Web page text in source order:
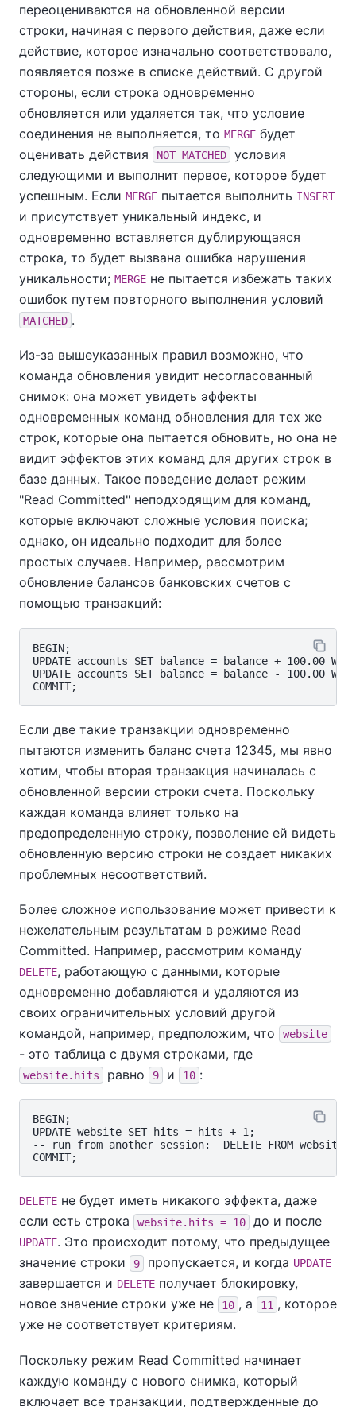
переоцениваются на обновленной версии
строки, начиная с первого действия, даже если
действие, которое изначально соответствовало,
появляется позже в списке действий. С другой
стороны, если строка одновременно
обновляется или удаляется так, что условие
соединения не выполняется, то MERGE будет
оценивать действия
NOT MATCHED
условия
следующими и выполнит первое, которое будет
успешным. Если MERGE пытается выполнить INSERT
и присутствует уникальный индекс, и
одновременно вставляется дублирующаяся
строка, то будет вызвана ошибка нарушения
уникальности; MERGE не пытается избежать таких
ошибок путем повторного выполнения условий
MATCHED .
Из-за вышеуказанных правил возможно, что
команда обновления увидит несогласованный
снимок: она может увидеть эффекты
одновременных команд обновления для тех же
строк, которые она пытается обновить, но она не
видит эффектов этих команд для других строк в
базе данных. Такое поведение делает режим
"Read Committed" неподходящим для команд,
которые включают сложные условия поиска;
однако, он идеально подходит для более
простых случаев. Например, рассмотрим
обновление балансов банковских счетов с
помощью транзакций:
BEGIN;
UPDATE accounts SET balance = balance + 100.00
UPDATE accounts SET balance = balance - 100.00
Если две такие транзакции одновременно
пытаются изменить баланс счета 12345, мы явно
хотим, чтобы вторая транзакция начиналась с
обновленной версии строки счета. Поскольку
каждая команда влияет только на
предопределенную строку, позволение ей видеть
обновленную версию строки не создает никаких
проблемных несоответствий.
Более сложное использование может привести к
нежелательным результатам в режиме Read
Committed. Например, рассмотрим команду
DELETE, работающую с данными, которые
одновременно добавляются и удаляются из
своих ограничительных условий другой
командой, например, предположим, что
website
- это таблица с двумя строками, где
website.hits равно 9 и 10 :
BEGIN;
UPDATE website SET hits = hits + 1;
-- run from another session:  DELETE FROM website
DELETE не будет иметь никакого эффекта, даже
если есть строка
website.hits = 10 до и после
UPDATE. Это происходит потому, что предыдущее
значение строки
9 пропускается, и когда UPDATE
завершается и DELETE получает блокировку,
новое значение строки уже не
10 , а 11 , которое
уже не соответствует критериям.
Поскольку режим Read Committed начинает
каждую команду с нового снимка, который
включает все транзакции, подтвержденные до